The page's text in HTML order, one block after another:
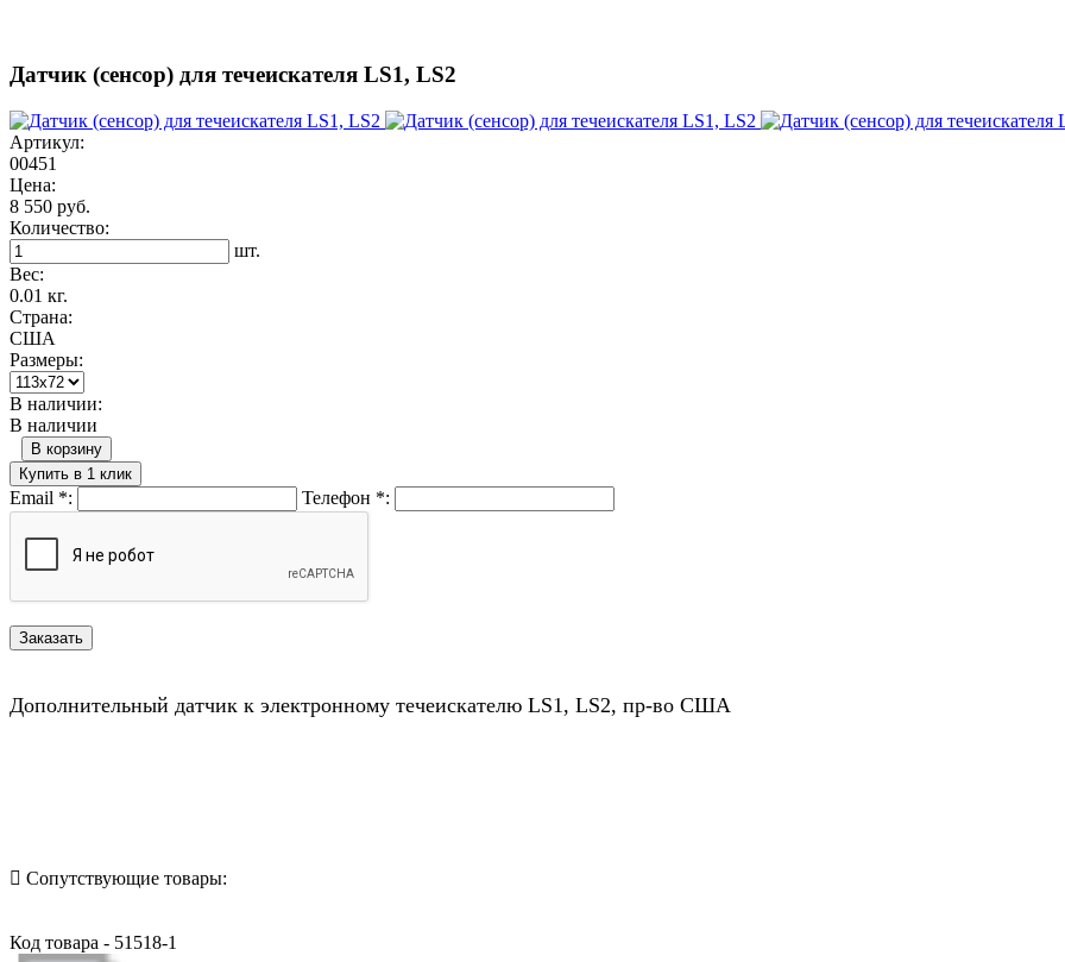
Датчик (сенсор) для течеискателя LS1, LS2
Артикул:
00451
Цена:
8 550 руб.
Количество:
шт.
Вес:
0.01 кг.
Страна:
США
Размеры:
В наличии:
В наличии
В корзину
Купить в 1 клик
Email *: Телефон *:
Дополнительный датчик к электронному течеискателю LS1, LS2, пр-во США
Сопутствующие товары:
Код товара - 51518-1